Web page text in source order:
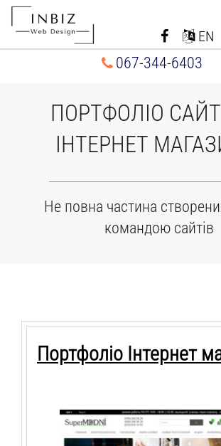
Перейти
EN
067-344-6403
ПОРТФОЛІО
ІНТЕРНЕТ
Не повна частина
командою сайтів
Портфоліо Інтернет